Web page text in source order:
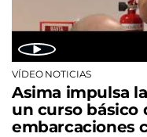
VÍDEO NOTICIAS
Asima impulsa
un curso básico
embarcaciones